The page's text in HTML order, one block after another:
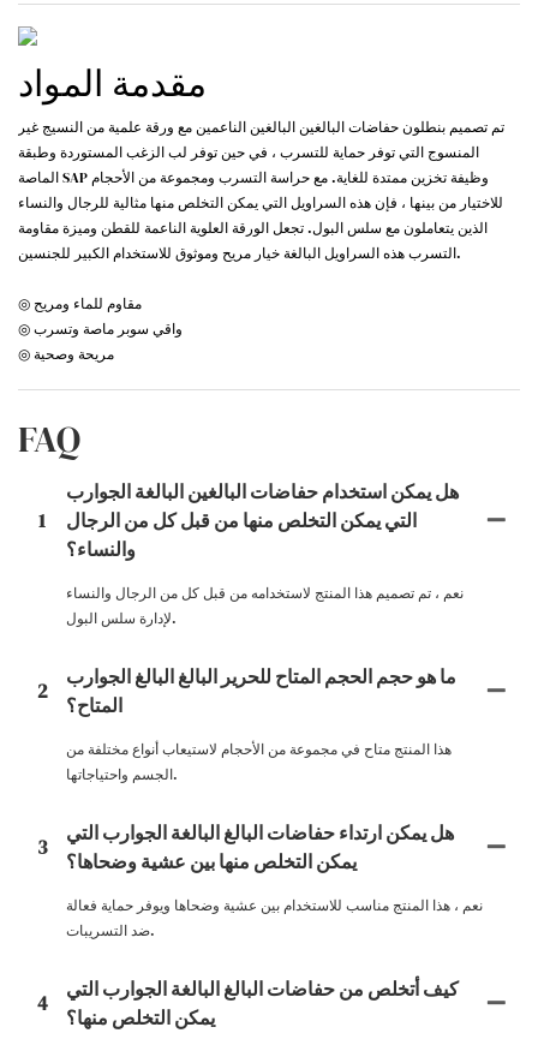
مقدمة المواد
تم تصميم بنطلون حفاضات البالغين البالغين الناعمين مع ورقة علمية من النسيج غير
المنسوج التي توفر حماية للتسرب ، في حين توفر لب الزغب المستوردة وطبقة
الماصة SAP وظيفة تخزين ممتدة للغاية. مع حراسة التسرب ومجموعة من الأحجام
للاختيار من بينها ، فإن هذه السراويل التي يمكن التخلص منها مثالية للرجال والنساء
الذين يتعاملون مع سلس البول. تجعل الورقة العلوية الناعمة للقطن وميزة مقاومة
التسرب هذه السراويل البالغة خيار مريح وموثوق للاستخدام الكبير للجنسين.
◎ واقي سوبر ماصة وتسرب
◎ مريحة وصحية
FAQ
1
هل يمكن استخدام حفاضات البالغين البالغة الجوارب
التي يمكن التخلص منها من قبل كل من الرجال
والنساء؟
نعم ، تم تصميم هذا المنتج لاستخدامه من قبل كل من الرجال والنساء
لإدارة سلس البول.
2
ما هو حجم الحجم المتاح للحرير البالغ البالغ الجوارب
المتاح؟
هذا المنتج متاح في مجموعة من الأحجام لاستيعاب أنواع مختلفة من
الجسم واحتياجاتها.
3
هل يمكن ارتداء حفاضات البالغ البالغة الجوارب التي
يمكن التخلص منها بين عشية وضحاها؟
نعم ، هذا المنتج مناسب للاستخدام بين عشية وضحاها ويوفر حماية فعالة
ضد التسريبات.
4
كيف أتخلص من حفاضات البالغ البالغة الجوارب التي
يمكن التخلص منها؟